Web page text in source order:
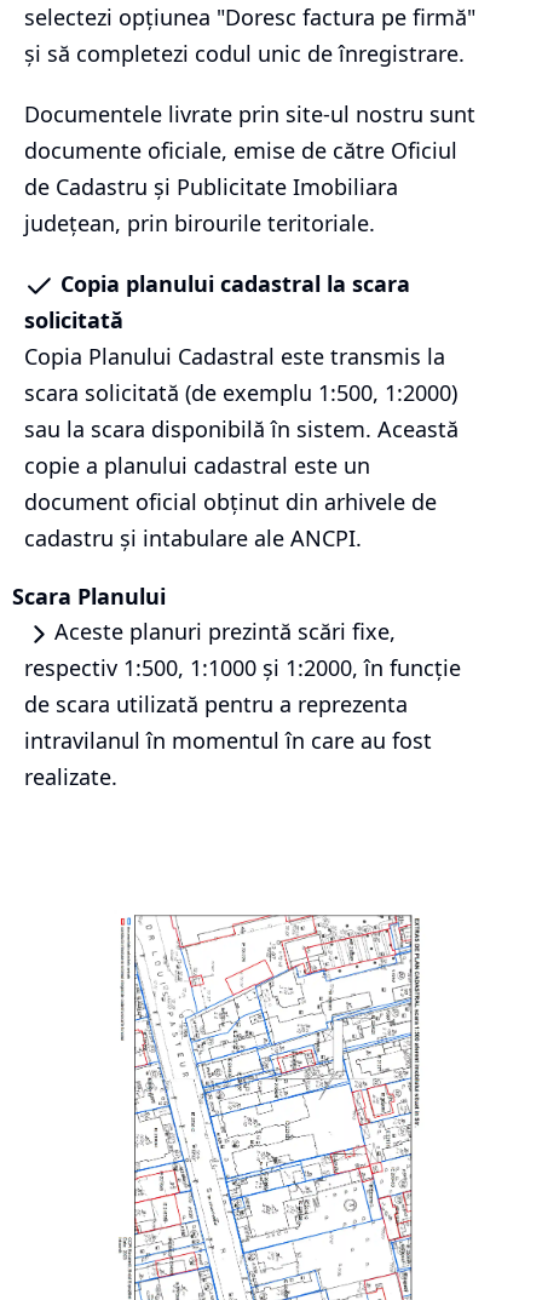
selectezi opțiunea "Doresc factura pe firmă"
și să completezi codul unic de înregistrare.
Documentele livrate prin site-ul nostru sunt
documente oficiale, emise de către Oficiul
de Cadastru și Publicitate Imobiliara
județean, prin birourile teritoriale.
Copia planului cadastral la scara
solicitată
Copia Planului Cadastral este transmis la
scara solicitată (de exemplu 1:500, 1:2000)
sau la scara disponibilă în sistem. Această
copie a planului cadastral este un
document oficial obținut din arhivele de
cadastru și intabulare ale ANCPI.
Scara Planului
Aceste planuri prezintă scări fixe,
respectiv 1:500, 1:1000 și 1:2000, în funcție
de scara utilizată pentru a reprezenta
intravilanul în momentul în care au fost
realizate.